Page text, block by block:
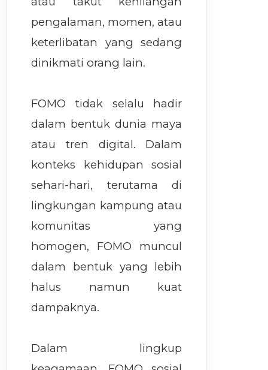
pengalaman, momen, atau
keterlibatan yang sedang
dinikmati orang lain.
FOMO tidak selalu hadir
dalam bentuk dunia maya
atau tren digital. Dalam
konteks kehidupan sosial
sehari-hari, terutama di
lingkungan kampung atau
komunitas yang
homogen, FOMO muncul
dalam bentuk yang lebih
halus namun kuat
dampaknya.
Dalam lingkup